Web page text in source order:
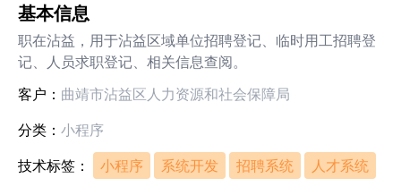
基本信息
职在沾益，用于沾益区域单位招聘登记、临时用工招聘登
记、人员求职登记、相关信息查阅。
客户： 曲靖市沾益区人力资源和社会保障局
分类： 小程序
技术标签：
小程序 系统开发 招聘系统
人才系统